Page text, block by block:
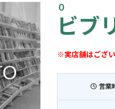
０
ビブ
※実店舗はござ
営業